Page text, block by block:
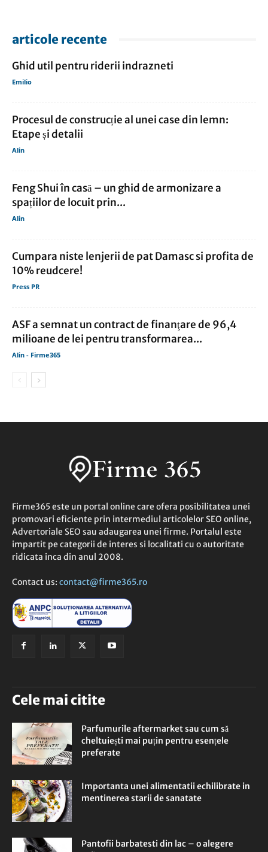
articole recente
Ghid util pentru riderii indrazneti
Emilio
Procesul de construcție al unei case din lemn:
Etape și detalii
Alin
Feng Shui în casă – un ghid de armonizare a
spațiilor de locuit prin...
Alin
Cumpara niste lenjerii de pat Damasc si profita de
10% reudcere!
Press PR
ASF a semnat un contract de finanţare de 96,4
milioane de lei pentru transformarea...
Alin - Firme365
Firme365 este un portal online care ofera posibilitatea unei
promovari eficiente prin intermediul articolelor SEO online,
Advertoriale SEO sau adaugarea unei firme. Portalul este
impartit pe categorii de interes si localitati cu o autoritate
ridicata inca din anul 2008.
Contact us: contact@firme365.ro
Cele mai citite
Parfumurile aftermarket sau cum să
cheltuiești mai puțin pentru esențele
preferate
Importanta unei alimentatii echilibrate in
mentinerea starii de sanatate
Pantofii barbatesti din lac – o alegere